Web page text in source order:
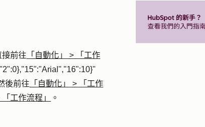
接前往 「自動化」 >
「工作
後前往 「自動化」 >
「工作
「工作流程」 。